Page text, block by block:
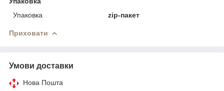
Упаковка
zip-пакет
Приховати
Умови доставки
Нова Пошта